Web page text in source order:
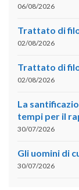
06/08/2026
Trattato di
02/08/2026
Trattato di
02/08/2026
La
tempi per il
30/07/2026
Gli uomini di
30/07/2026